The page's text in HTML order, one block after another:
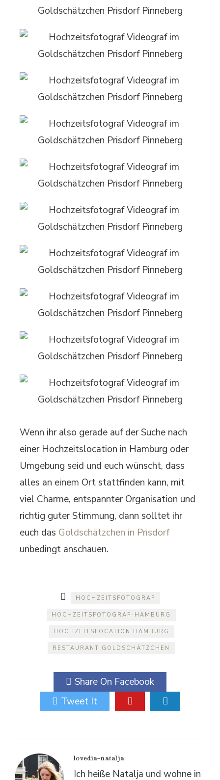
Wenn ihr also gerade auf der Suche nach
einer Hochzeitslocation in Hamburg oder
Umgebung seid und euch wünscht, dass
alles an einem Ort stattfinden kann, mit
viel Charme, entspannter Organisation und
richtig guter Stimmung, dann solltet ihr
euch das Goldschätzchen in Prisdorf
unbedingt anschauen.
HOCHZEITSFOTOGRAF
HOCHZEITSFOTOGRAF-HAMBURG
HOCHZEITSLOCATION HAMBURG
RESTAURANT GOLDSCHÄTZCHEN
Share On Facebook
Tweet It
lovedia-natalja
Ich heiße Natalja und wohne in